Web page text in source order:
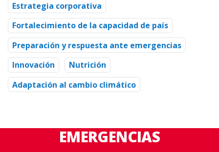
Estrategia corporativa
Fortalecimiento de la capacidad de país
Preparación y respuesta ante emergencias
Innovación
Nutrición
Adaptación al cambio climático
EMERGENCIAS